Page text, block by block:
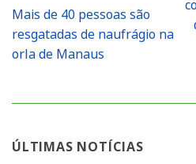
Mais de 40 pessoas são
resgatadas de naufrágio na
orla de Manaus
ÚLTIMAS NOTÍCIAS